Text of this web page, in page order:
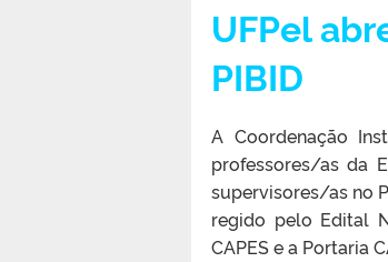
UFPel
PIBID
A Coordenação
professores/as da
supervisores/as no
regido pelo Edital
CAPES e a Portaria